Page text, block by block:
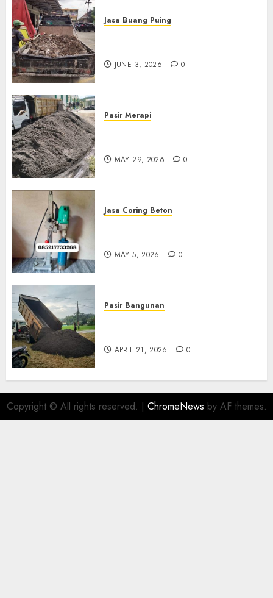
Jasa Buang Puing
JUNE 3, 2026 0
Pasir Merapi
MAY 29, 2026 0
Jasa Coring Beton
MAY 5, 2026 0
Pasir Bangunan
APRIL 21, 2026 0
Copyright © All rights reserved. | ChromeNews by AF themes.